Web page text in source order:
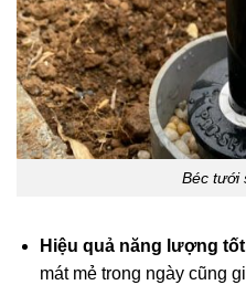
Béc tưới
Hiệu quả năng lượng
mát mẻ trong ngày cũng